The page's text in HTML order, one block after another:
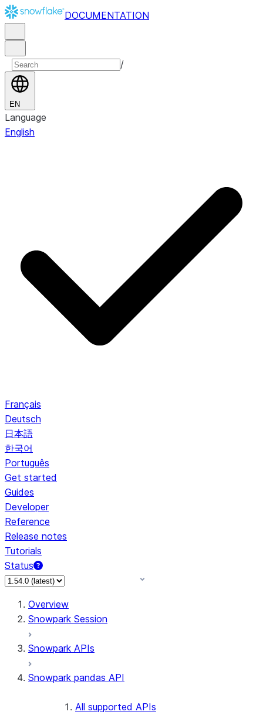
DOCUMENTATION
/
EN
Language
English
Français
Deutsch
日本語
한국어
Português
Get started
Guides
Developer
Reference
Release notes
Tutorials
Status
Overview
Snowpark Session
Snowpark APIs
Snowpark pandas API
All supported APIs